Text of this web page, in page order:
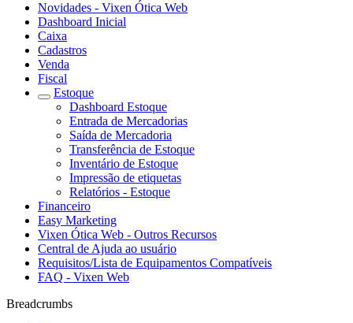
Novidades - Vixen Ótica Web
Dashboard Inicial
Caixa
Cadastros
Venda
Fiscal
Estoque
Dashboard Estoque
Entrada de Mercadorias
Saída de Mercadoria
Transferência de Estoque
Inventário de Estoque
Impressão de etiquetas
Relatórios - Estoque
Financeiro
Easy Marketing
Vixen Ótica Web - Outros Recursos
Central de Ajuda ao usuário
Requisitos/Lista de Equipamentos Compatíveis
FAQ - Vixen Web
Breadcrumbs